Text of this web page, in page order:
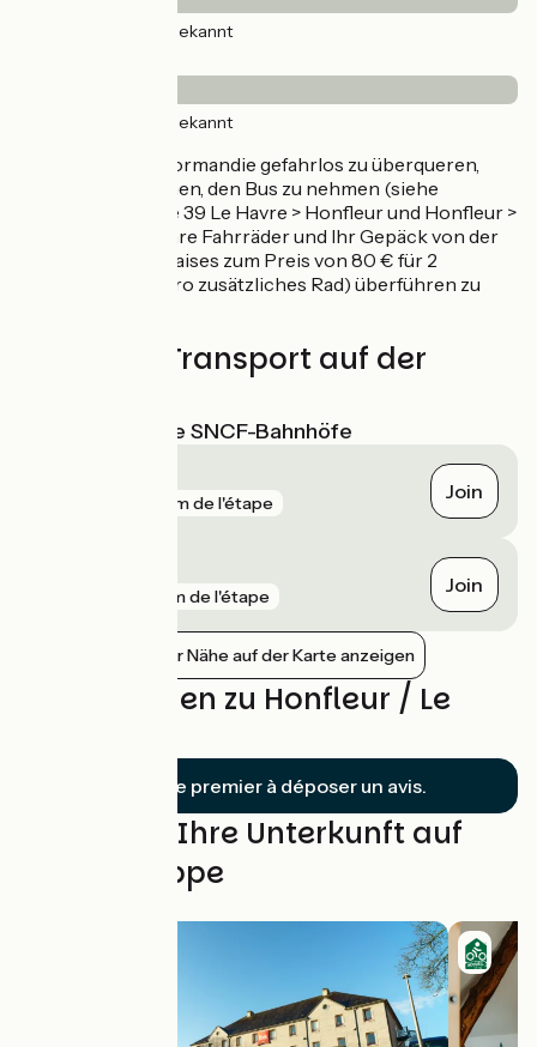
(100%) Unbekannt
(100%) Unbekannt
Um die Pont de Normandie gefahrlos zu überqueren,
empfehlen wir Ihnen, den Bus zu nehmen (siehe
Fahrplan der Linie 39 Le Havre > Honfleur und Honfleur >
Le Havre) sowie Ihre Fahrräder und Ihr Gepäck von der
Firma Les Trouvillaises zum Preis von 80 € für 2
Fahrräder (25 € pro zusätzliches Rad) überführen zu
Züge und Transport auf der
Nächstgelegene SNCF-Bahnhöfe
141 m de l'étape Join
6 km de l'étape Join
Bahnhöfe in der Nähe auf der Karte anzeigen
Bewertungen zu Honfleur / Le
Soyez le premier à déposer un avis.
Finden Sie Ihre Unterkunft auf
dieser Etappe